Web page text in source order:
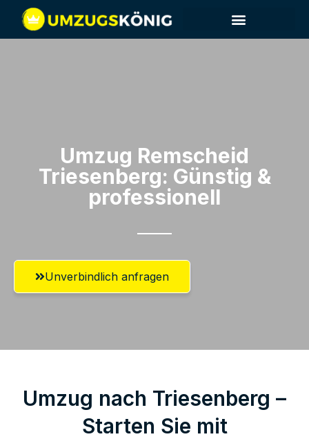
Umzug Remscheid​
Triesenberg: Günstig &
professionell​
Unverbindlich anfragen
Umzug nach Triesenberg –
Starten Sie mit